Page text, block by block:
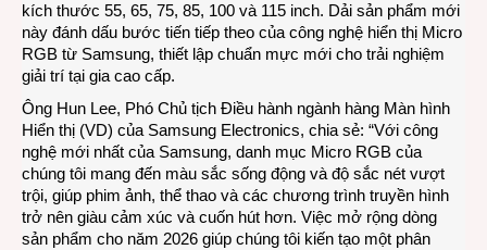
kích thước 55, 65, 75, 85, 100 và 115 inch. Dải sản phẩm mới
này đánh dấu bước tiến tiếp theo của công nghệ hiển thị Micro
RGB từ Samsung, thiết lập chuẩn mực mới cho trải nghiệm
giải trí tại gia cao cấp.
Ông Hun Lee, Phó Chủ tịch Điều hành ngành hàng Màn hình
Hiển thị (VD) của Samsung Electronics, chia sẻ: “Với công
nghệ mới nhất của Samsung, danh mục Micro RGB của
chúng tôi mang đến màu sắc sống động và độ sắc nét vượt
trội, giúp phim ảnh, thể thao và các chương trình truyền hình
trở nên giàu cảm xúc và cuốn hút hơn. Việc mở rộng dòng
sản phẩm cho năm 2026 giúp chúng tôi kiến tạo một phân